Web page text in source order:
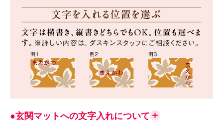
●玄関マットへの文字入れについて